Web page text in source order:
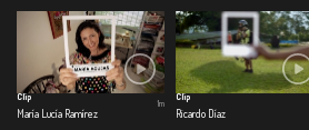
Clip
María Lucía Ramírez
1m
Clip
Ricardo Díaz